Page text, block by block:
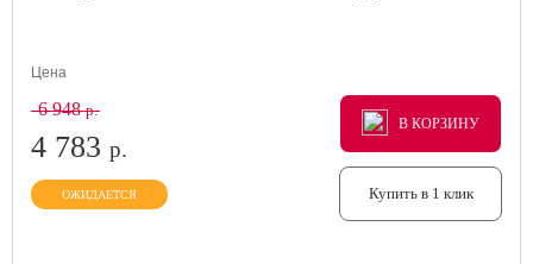
Цена
6 948р.
4 783 р.
ОЖИДАЕТСЯ
В КОРЗИНУ
В КОРЗИНУ
В КОРЗИНУ
Купить в 1 клик